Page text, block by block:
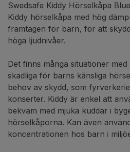
Swedsafe Kiddy Hörselkåpa Blue
Kiddy hörselkåpa med hög
framtagen för barn, för att
höga ljudnivåer.
Det finns många situationer
skadliga för barns känsliga
behov av skydd, som
konserter. Kiddy är enkel att
bekväm med mjuka kuddar i
hörselkåporna. Kan även
koncentrationen hos barn i